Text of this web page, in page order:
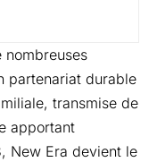
nombreuses
partenariat durable
transmise de
apportant
New Era devient le